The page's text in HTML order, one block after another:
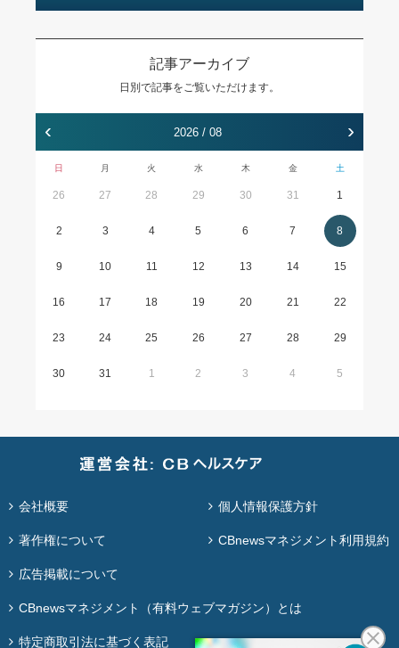
記事アーカイブ
日別で記事をご覧いただけます。
‹ 2026 / 08 ›
日 月 火 水 木 金 土
26 27 28 29 30 31 1
2 3 4 5 6 7 8
9 10 11 12 13 14 15
16 17 18 19 20 21 22
23 24 25 26 27 28 29
30 31 1 2 3 4 5
会社概要 個人情報保護方針
著作権について CBnewsマネジメント利用規約
広告掲載について
CBnewsマネジメント（有料ウェブマガジン）とは
特定商取引法に基づく表記